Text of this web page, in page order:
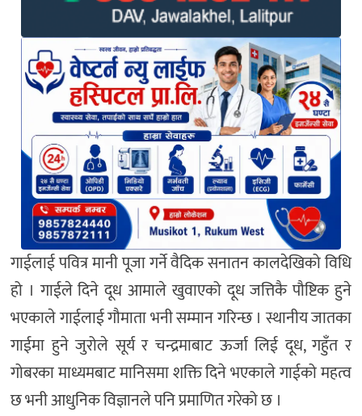
गाईलाई पवित्र मानी पूजा गर्ने वैदिक सनातन कालदेखिको विधि
हो । गाईले दिने दूध आमाले खुवाएको दूध जत्तिकै पौष्टिक हुने
भएकाले गाईलाई गौमाता भनी सम्मान गरिन्छ । स्थानीय जातका
गाईमा हुने जुरोले सूर्य र चन्द्रमाबाट ऊर्जा लिई दूध, गहुँत र
गोबरका माध्यमबाट मानिसमा शक्ति दिने भएकाले गाईको महत्व
छ भनी आधुनिक विज्ञानले पनि प्रमाणित गरेको छ ।